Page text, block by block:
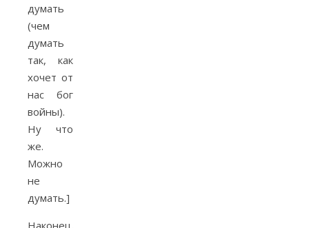
думать
(чем
думать
так, как
хочет от
нас бог
войны).
Ну что
же.
Можно
не
думать.]
Наконец,